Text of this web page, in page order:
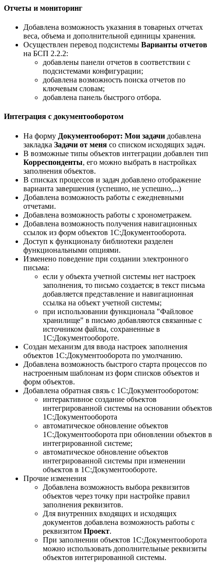
Отчеты и мониторинг
Добавлена возможность указания в товарных отчетах
веса, объема и дополнительной единицы хранения.
Осуществлен перевод подсистемы Варианты отчетов
на БСП 2.2.2:
добавлены панели отчетов в соответствии с
подсистемами конфигурации;
добавлена возможность поиска отчетов по
ключевым словам;
добавлена панель быстрого отбора.
Интеграция с документооборотом
На форму Документооборот: Мои задачи добавлена
закладка Задачи от меня со списком исходящих задач.
В возможные типы объектов интеграции добавлен тип
Корреспонденты, его можно выбрать в настройках
заполнения объектов.
В списках процессов и задач добавлено отображение
варианта завершения (успешно, не успешно,...)
Добавлена возможность работы с ежедневными
отчетами.
Добавлена возможность работы с хронометражем.
Добавлена возможность получения навигационных
ссылок из форм объектов 1С:Документооборота.
Доступ к функционалу библиотеки разделен
функциональными опциями.
Изменено поведение при создании электронного
письма:
если у объекта учетной системы нет настроек
заполнения, то письмо создается; в текст письма
добавляется представление и навигационная
ссылка на объект учетной системы;
при использовании функционала "Файловое
хранилище" в письмо добавляются связанные с
источником файлы, сохраненные в
1С:Документообороте.
Создан механизм для ввода настроек заполнения
объектов 1С:Документооборота по умолчанию.
Добавлена возможность быстрого старта процессов по
настроенным шаблонам из форм списков объектов и
форм объектов.
Добавлена обратная связь с 1С:Документооборотом:
интерактивное создание объектов
интегрированной системы на основании объектов
1С:Документооборота
автоматическое обновление объектов
1С:Документооборота при обновлении объектов в
интегрированной системе;
автоматическое обновление объектов
интегрированной системы при изменении
объектов в 1С:Документообороте.
Прочие изменения
Добавлена возможность выбора реквизитов
объектов через точку при настройке правил
заполнения реквизитов.
Для внутренних входящих и исходящих
документов добавлена возможность работы с
реквизитом Проект.
При заполнении объектов 1С:Документооборота
можно использовать дополнительные реквизиты
объектов интегрированной системы.